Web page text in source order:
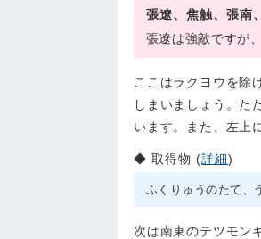
張遼、焦触、張南
張遼は強敵ですが
ここはラクヨウを除
しまいましょう。た
います。また、左上
取得物 (詳細)
ふくりゅうのたて
次は南東のテツモン